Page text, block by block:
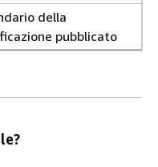
della
pubblicato